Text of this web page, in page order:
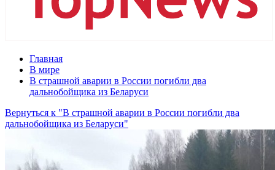
Главная
В мире
В страшной аварии в России погибли два
дальнобойщика из Беларуси
Вернуться к "В страшной аварии в России погибли два
дальнобойщика из Беларуси"